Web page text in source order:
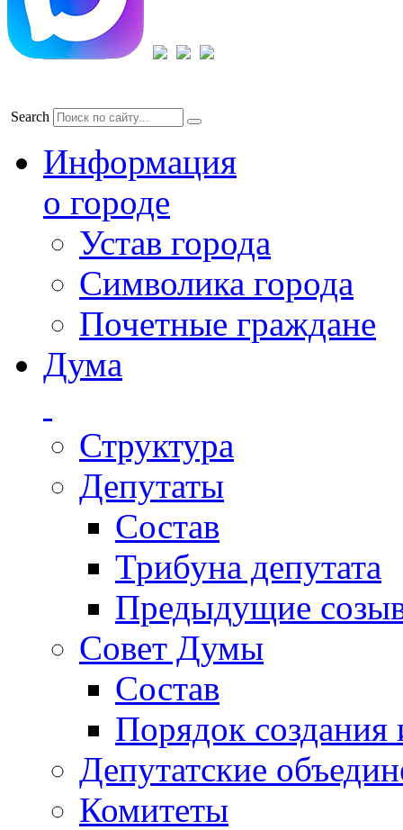
Search
Информация
о городе
Устав города
Символика города
Почетные граждане
Дума
Структура
Депутаты
Состав
Трибуна депутата
Предыдущие
Совет Думы
Состав
Порядок создания
Депутатские
Комитеты